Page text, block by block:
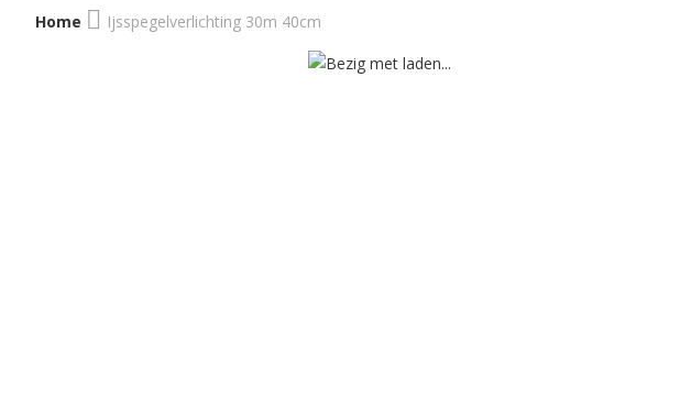
Home Ijsspegelverlichting 30m 40cm